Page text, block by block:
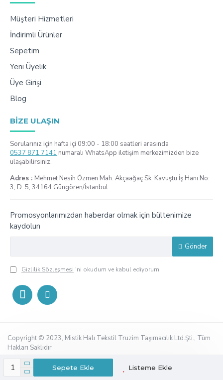
Sepete Ekle Listeme Ekle
Müşteri Hizmetleri
İndirimli Ürünler
Sepetim
Yeni Üyelik
Üye Girişi
Blog
BIZE ULAŞIN
Sorularınız için hafta içi 09:00 - 18:00 saatleri arasında
0537 871 7141 numaralı WhatsApp iletişim merkezimizden bize
ulaşabilirsiniz.
Adres : Mehmet Nesih Özmen Mah. Akçaağaç Sk. Kavuştu İş Hanı No:
3, D: 5, 34164 Güngören/İstanbul
Promosyonlarımızdan haberdar olmak için bültenimize
kaydolun
Gönder
Gizlilik Sözleşmesi 'ni okudum ve kabul ediyorum.
Copyright © 2023, Mistik Halı Tekstil Truzim Taşımacılık Ltd.Şti., Tüm
Hakları Saklıdır